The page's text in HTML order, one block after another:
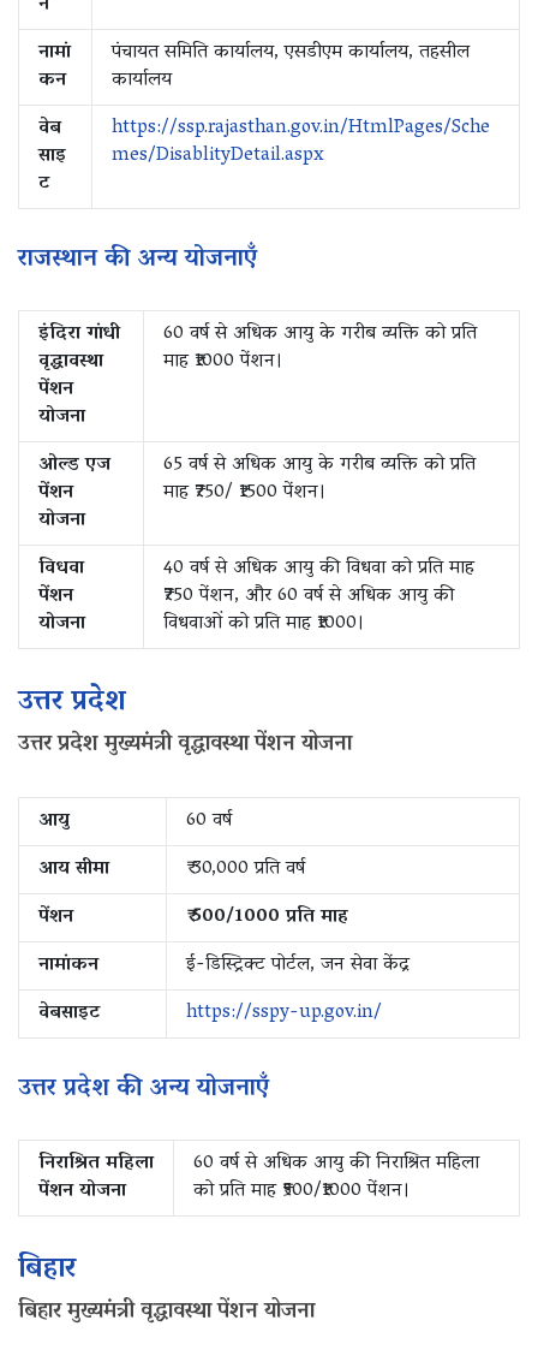
नामां
कन
पंचायत समिति कार्यालय, एसडीएम कार्यालय, तहसील
कार्यालय
वेब
साइ
ट
https://ssp.rajasthan.gov.in/HtmlPages/Sche
mes/DisablityDetail.aspx
राजस्थान की अन्य योजनाएँ
इंदिरा गांधी
वृद्धावस्था
पेंशन
योजना
60 वर्ष से अधिक आयु के गरीब व्यक्ति को प्रति
माह ₹1000 पेंशन।
ओल्ड एज
पेंशन
योजना
65 वर्ष से अधिक आयु के गरीब व्यक्ति को प्रति
माह ₹750/ ₹1500 पेंशन।
विधवा
पेंशन
योजना
40 वर्ष से अधिक आयु की विधवा को प्रति माह
₹750 पेंशन, और‌ 60 वर्ष से अधिक आयु की
विधवाओं को प्रति माह ₹1000।
उत्तर प्रदेश
उत्तर प्रदेश मुख्यमंत्री वृद्धावस्था पेंशन योजना
आयु
60 वर्ष
आय सीमा
₹ 30,000 प्रति वर्ष
पेंशन
₹ 500/1000 प्रति माह
नामांकन
ई-डिस्ट्रिक्ट पोर्टल, जन सेवा केंद्र
वेबसाइट
https://sspy-up.gov.in/
उत्तर प्रदेश की अन्य योजनाएँ
निराश्रित महिला
पेंशन योजना
60 वर्ष से अधिक आयु की निराश्रित महिला
को प्रति माह ₹500/₹1000 पेंशन।
बिहार
बिहार मुख्यमंत्री वृद्धावस्था पेंशन योजना